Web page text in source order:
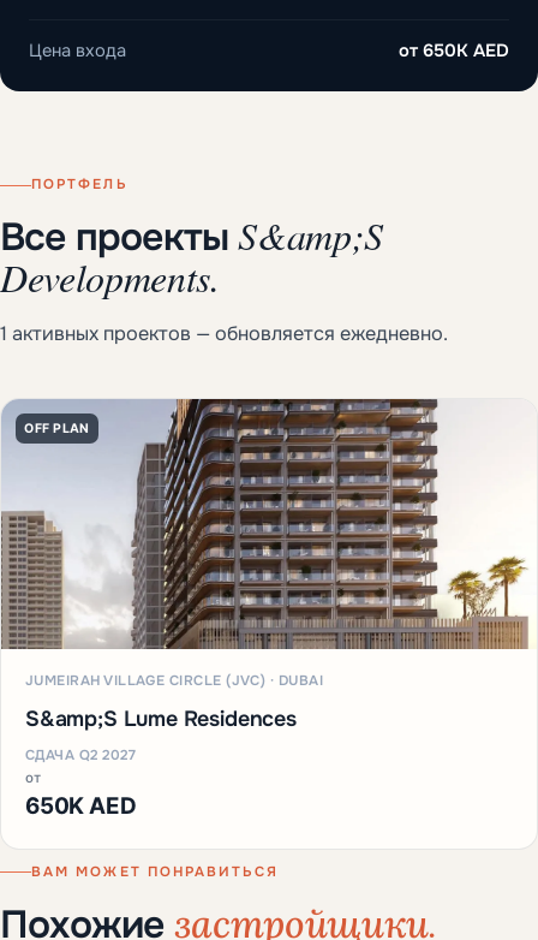
Цена входа от 650K AED
ПОРТФЕЛЬ
Все проектыS&amp;S
Developments.
1 активных проектов — обновляется ежедневно.
OFF PLAN
JUMEIRAH VILLAGE CIRCLE (JVC) · DUBAI
S&amp;S Lume Residences
СДАЧА Q2 2027
от
650K AED
ВАМ МОЖЕТ ПОНРАВИТЬСЯ
Похожиезастройщики.